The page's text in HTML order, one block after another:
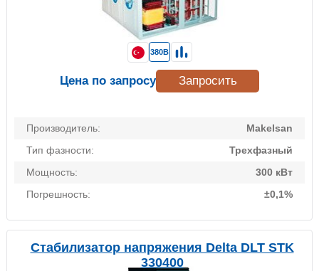
Производитель:
Makelsan
Тип фазности:
Трехфазный
Мощность:
300 кВт
Погрешность:
±0,1%
380В
Цена по запросу Запросить
Стабилизатор напряжения Delta DLT STK
330400